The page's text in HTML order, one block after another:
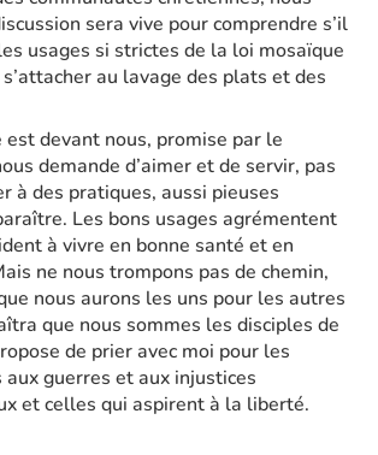
sera vive pour comprendre s’il
usages si strictes de la loi mosaïque
au lavage des plats et des
devant nous, promise par le
demande d’aimer et de servir, pas
à des pratiques, aussi pieuses
Les bons usages agrémentent
à vivre en bonne santé et en
ne nous trompons pas de chemin,
nous aurons les uns pour les autres
que nous sommes les disciples de
de prier avec moi pour les
guerres et aux injustices
et celles qui aspirent à la liberté.